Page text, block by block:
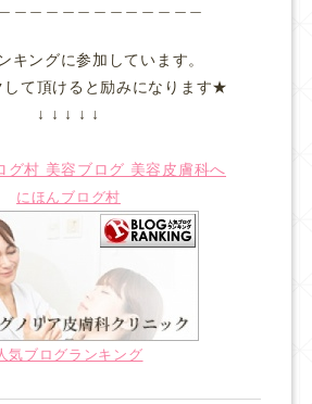
キングに参加しています。
して頂けると励みになります★
↓ ↓ ↓ ↓ ↓
にほんブログ村
気ブログランキング